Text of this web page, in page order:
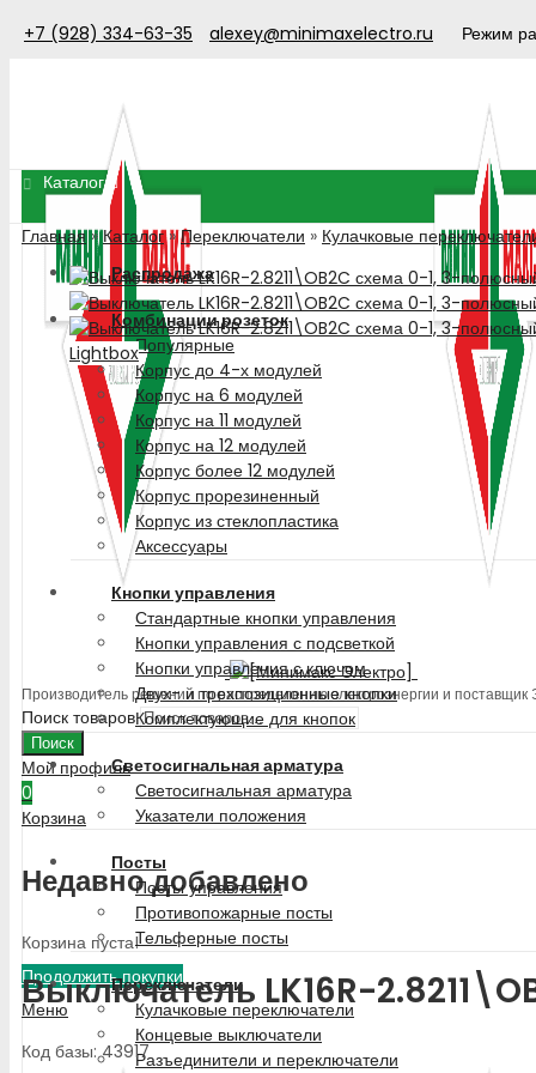
+7 (928) 334-63-35 alexey@minimaxelectro.ru Режим
Производитель решений по распределению электроэнергии и поставщик
Поиск товаров
Поиск
Мой профиль
0
Корзина
Недавно добавлено
Корзина пуста!
Продолжить покупки
Меню
Каталог
Распродажа
Комбинации розеток
Популярные
Корпус до 4-х модулей
Корпус на 6 модулей
Корпус на 11 модулей
Корпус на 12 модулей
Корпус более 12 модулей
Корпус прорезиненный
Корпус из стеклопластика
Аксессуары
Кнопки управления
Стандартные кнопки управления
Кнопки управления с подсветкой
Кнопки управления с ключом
Двух- и трехпозиционные кнопки
Комплектующие для кнопок
Светосигнальная арматура
Светосигнальная арматура
Указатели положения
Посты
Посты управления
Противопожарные посты
Тельферные посты
Переключатели
Кулачковые переключатели
Концевые выключатели
Разъединители и переключатели
Главная»Каталог»Переключатели » Кулачковые
Lightbox
Выключатель LK16R-
Код базы: 43917